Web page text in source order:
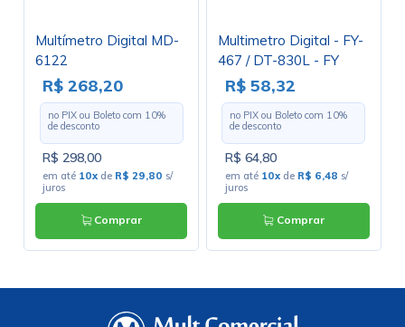
Multímetro Digital MD-
6122
R$ 268,20
no PIX ou Boleto com 10%
de desconto
R$ 298,00
em até 10x de R$ 29,80 s/
juros
Comprar
Multimetro Digital - FY-
467 / DT-830L - FY
R$ 58,32
no PIX ou Boleto com 10%
de desconto
R$ 64,80
em até 10x de R$ 6,48 s/
juros
Comprar